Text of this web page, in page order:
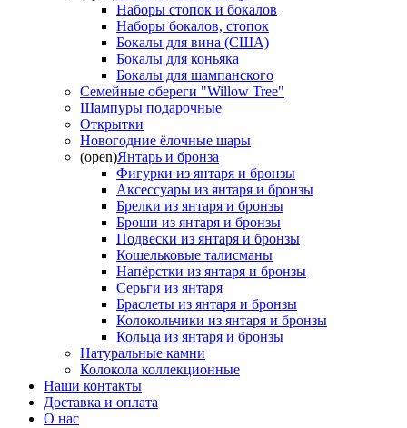
Наборы стопок и бокалов
Наборы бокалов, стопок
Бокалы для вина (США)
Бокалы для коньяка
Бокалы для шампанского
Семейные обереги "Willow Tree"
Шампуры подарочные
Открытки
Новогодние ёлочные шары
(open)Янтарь и бронза
Фигурки из янтаря и бронзы
Аксессуары из янтаря и бронзы
Брелки из янтаря и бронзы
Броши из янтаря и бронзы
Подвески из янтаря и бронзы
Кошельковые талисманы
Напёрстки из янтаря и бронзы
Серьги из янтаря
Браслеты из янтаря и бронзы
Колокольчики из янтаря и бронзы
Кольца из янтаря и бронзы
Натуральные камни
Колокола коллекционные
Наши контакты
Доставка и оплата
О нас